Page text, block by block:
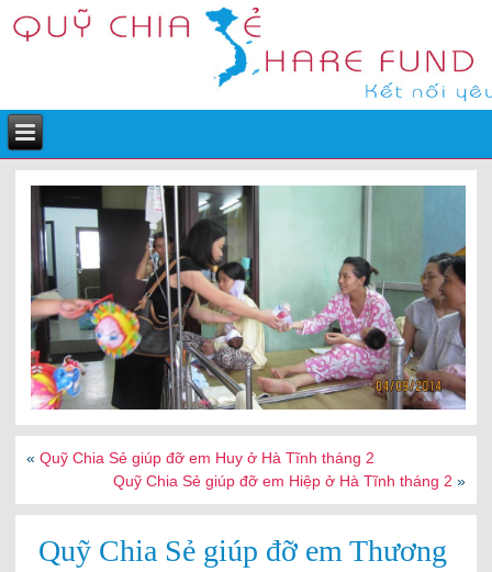
«Quỹ Chia Sẻ giúp đỡ em Huy ở Hà Tĩnh tháng 2
Quỹ Chia Sẻ giúp đỡ em Hiệp ở Hà Tĩnh tháng 2 »
Quỹ Chia Sẻ giúp đỡ em Thương